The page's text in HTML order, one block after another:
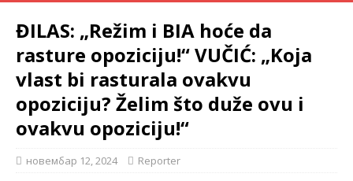
ĐILAS: „Režim i BIA hoće da
rasture opoziciju!“ VUČIĆ: „Koja
vlast bi rasturala ovakvu
opoziciju? Želim što duže ovu i
ovakvu opoziciju!“
новембар 12, 2024 Reporter